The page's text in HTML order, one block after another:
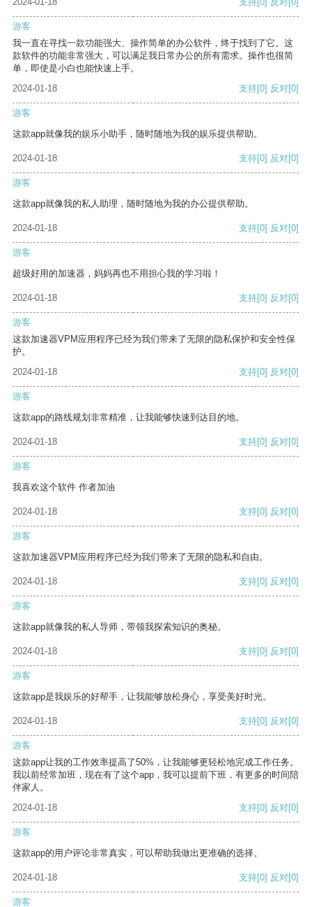
游客
我一直在寻找一款功能强大、操作简单的办公软件，终于找到了它。这
款软件的功能非常强大，可以满足我日常办公的所有需求。操作也很简
单，即使是小白也能快速上手。
2024-01-18
支持[0] 反对[0]
游客
这款app就像我的娱乐小助手，随时随地为我的娱乐提供帮助。
2024-01-18 支持[0] 反对[0]
游客
这款app就像我的私人助理，随时随地为我的办公提供帮助。
2024-01-18 支持[0] 反对[0]
游客
超级好用的加速器，妈妈再也不用担心我的学习啦！
2024-01-18 支持[0] 反对[0]
游客
这款加速器VPM应用程序已经为我们带来了无限的隐私保护和安全性保
护。
2024-01-18
支持[0] 反对[0]
游客
这款app的路线规划非常精准，让我能够快速到达目的地。
2024-01-18 支持[0] 反对[0]
游客
我喜欢这个软件 作者加油
2024-01-18 支持[0] 反对[0]
游客
这款加速器VPM应用程序已经为我们带来了无限的隐私和自由。
2024-01-18 支持[0] 反对[0]
游客
这款app就像我的私人导师，带领我探索知识的奥秘。
2024-01-18 支持[0] 反对[0]
游客
这款app是我娱乐的好帮手，让我能够放松身心，享受美好时光。
2024-01-18 支持[0] 反对[0]
游客
这款app让我的工作效率提高了50%，让我能够更轻松地完成工作任务。
我以前经常加班，现在有了这个app，我可以提前下班，有更多的时间陪
伴家人。
2024-01-18
支持[0] 反对[0]
游客
这款app的用户评论非常真实，可以帮助我做出更准确的选择。
2024-01-18 支持[0] 反对[0]
游客